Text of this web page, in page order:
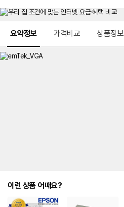
요약정보 가격비교 상품정보
이런 상품 어때요?